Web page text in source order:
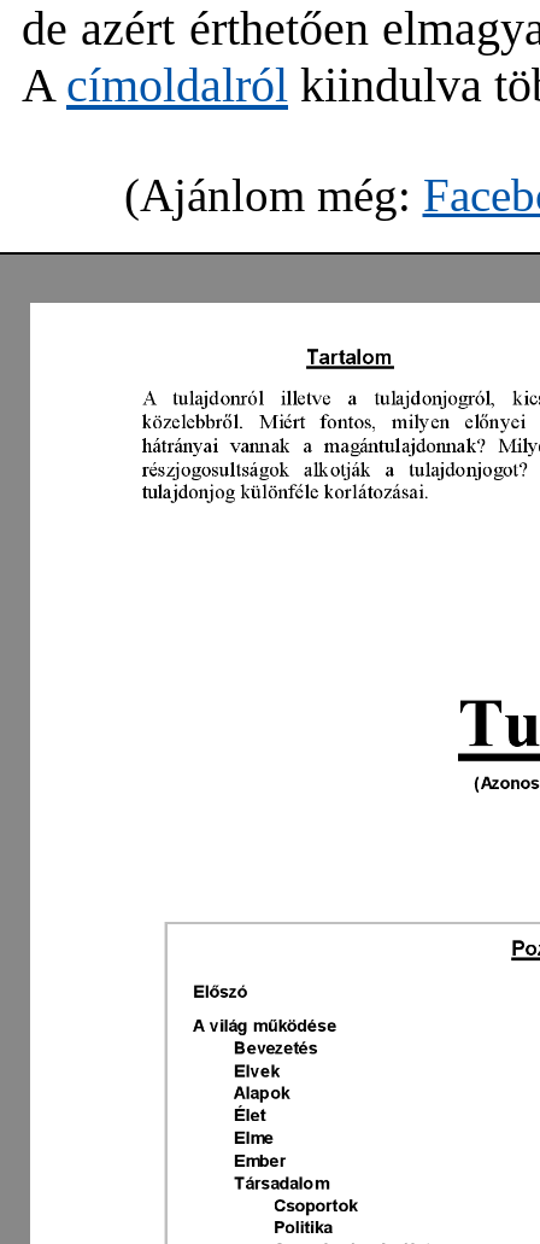
de azért érthetően
A címoldalról kiindulva
(Ajánlom még: